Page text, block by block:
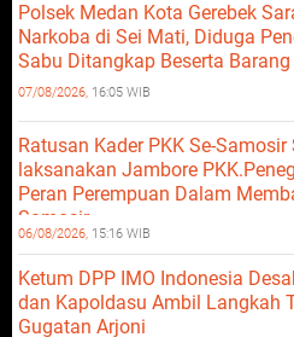
Polsek Medan Kota Gerebek
Narkoba di Sei Mati, Diduga
Sabu Ditangkap Beserta
07/08/2026, 16:05 WIB
Ratusan Kader PKK Se-Samosir
laksanakan Jambore
Peran Perempuan Dalam
Samosir.
06/08/2026, 15:16 WIB
Ketum DPP IMO Indonesia
dan Kapoldasu Ambil Langkah
Gugatan Arjoni